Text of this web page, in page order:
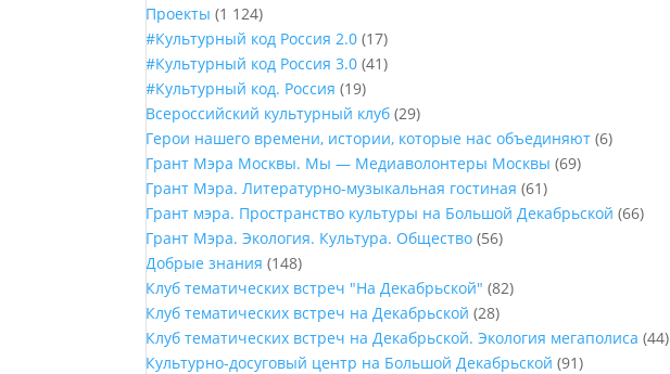
Проекты (1 124)
#Культурный код Россия 2.0 (17)
#Культурный код Россия 3.0 (41)
#Культурный код. Россия (19)
Всероссийский культурный клуб (29)
Герои нашего времени, истории, которые нас объединяют (6)
Грант Мэра Москвы. Мы — Медиаволонтеры Москвы (69)
Грант Мэра. Литературно-музыкальная гостиная (61)
Грант мэра. Пространство культуры на Большой Декабрьской (66)
Грант Мэра. Экология. Культура. Общество (56)
Добрые знания (148)
Клуб тематических встреч "На Декабрьской" (82)
Клуб тематических встреч на Декабрьской (28)
Клуб тематических встреч на Декабрьской. Экология мегаполиса (44)
Культурно-досуговый центр на Большой Декабрьской (91)